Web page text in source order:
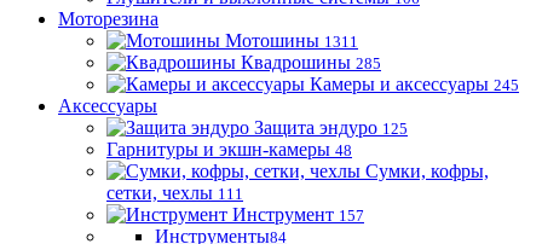
Моторезина
Мотошины 1311
Квадрошины 285
Камеры и аксессуары 245
Аксессуары
Защита эндуро 125
Гарнитуры и экшн-камеры 48
Сумки, кофры,
сетки, чехлы 111
Инструмент 157
Инструменты84